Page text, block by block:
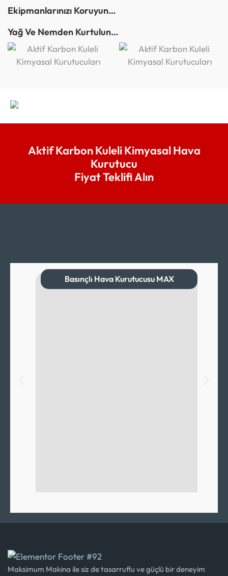
Ekipmanlarınızı Koruyun…
Yağ Ve Nemden Kurtulun…
Aktif Karbon Kuleli Kimyasal Hava
Kurutucu
Fiyat Teklifi Alın
Basınçlı Hava Kurutucusu MAX
Maksimum Makina ile siz de tasarruflu ve güçlü bir deneyim